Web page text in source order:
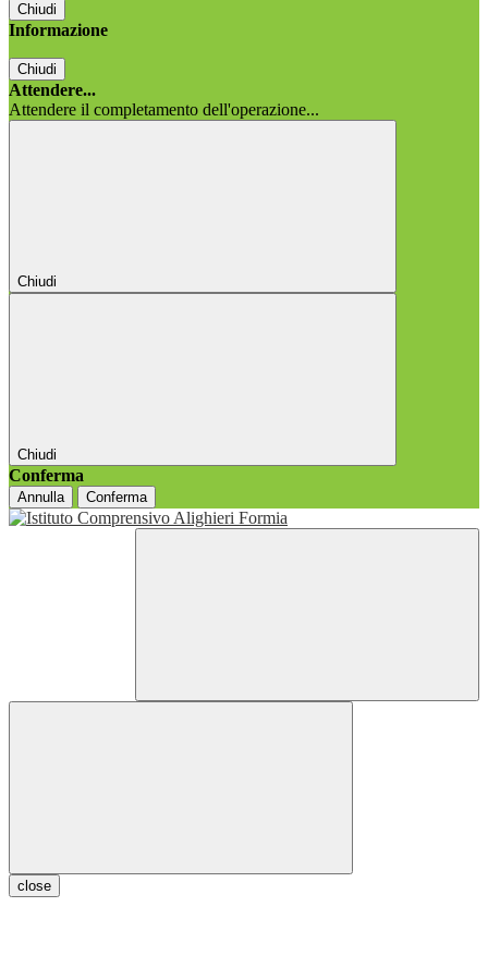
Chiudi
Informazione
Chiudi
Attendere...
Attendere il completamento dell'operazione...
Chiudi
Chiudi
Conferma
Annulla Conferma
close